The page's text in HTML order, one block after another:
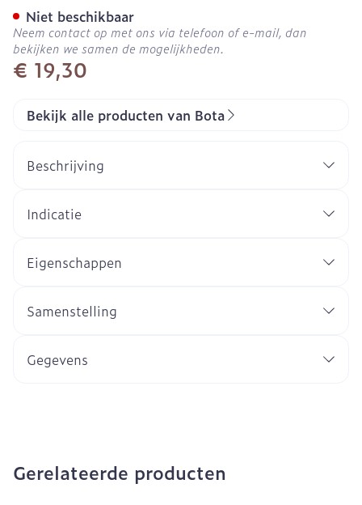
€ 19,30
Niet beschikbaar
Neem contact op met ons via telefoon of e-mail, dan
bekijken we samen de mogelijkheden.
Bekijk alle producten van Bota
Beschrijving
Indicatie
Eigenschappen
Samenstelling
Gegevens
Gerelateerde producten